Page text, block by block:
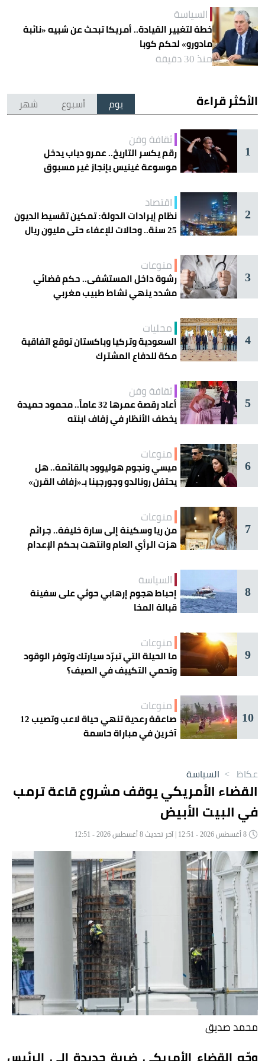
السياسة
خطة لتغيير القيادة.. أمريكا تبحث عن شبيه «نائبة
مادورو» لحكم كوبا
منذ 30 دقيقة
الأكثر قراءة يوم أسبوع شهر
1
ثقافة وفن
رقم يكسر التاريخ.. عمرو دياب يدخل
موسوعة غينيس بإنجاز غير مسبوق
2
اقتصاد
نظام إيرادات الدولة: تمكين تقسيط الديون
25 سنة.. وحالات للإعفاء حتى مليون ريال
3
منوعات
رشوة داخل المستشفى.. حكم قضائي
مشدد ينهي نشاط طبيب مغربي
4
محليات
السعودية وتركيا وباكستان توقع اتفاقية
مكة للدفاع المشترك
5
ثقافة وفن
أعاد رقصة عمرها 32 عاماً.. محمود حميدة
يخطف الأنظار في زفاف ابنته
6
منوعات
ميسي ونجوم هوليوود بالقائمة.. هل
يحتفل رونالدو وجورجينا بـ«زفاف القرن»
7
منوعات
من ريا وسكينة إلى سارة خليفة.. جرائم
هزت الرأي العام وانتهت بحكم الإعدام
8
السياسة
إحباط هجوم إرهابي حوثي على سفينة
قبالة المخا
9
منوعات
ما الحيلة التي تبرّد سيارتك وتوفر الوقود
وتحمي التكييف في الصيف؟
10
منوعات
صاعقة رعدية تنهي حياة لاعب وتصيب 12
آخرين في مباراة حاسمة
عكاظ > السياسة
القضاء الأمريكي يوقف مشروع قاعة ترمب
في البيت الأبيض
محمد صديق